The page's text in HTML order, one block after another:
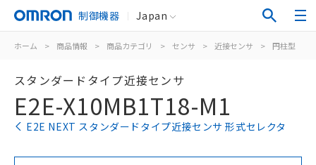
制御機器 Japan
ホーム > 商品情報 > 商品カテゴリ > センサ > 近接センサ > 円柱型
スタンダードタイプ近接センサ
E2E-X10MB1T18-M1
E2E NEXT スタンダードタイプ近接センサ 形式セレクタ